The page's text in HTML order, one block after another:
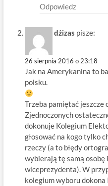
Odpowiedz
dżizas pisze:
26 sierpnia 2016 o 23:18
Jak na Amerykanina to
polsku.
Trzeba pamiętać jeszcze
Zjednoczonych
dokonuje Kolegium
głosować na kogo tylko
rzeczy (a to błędy
wybierają tę samą osobę
wiceprezydenta). W
kolegium wyboru